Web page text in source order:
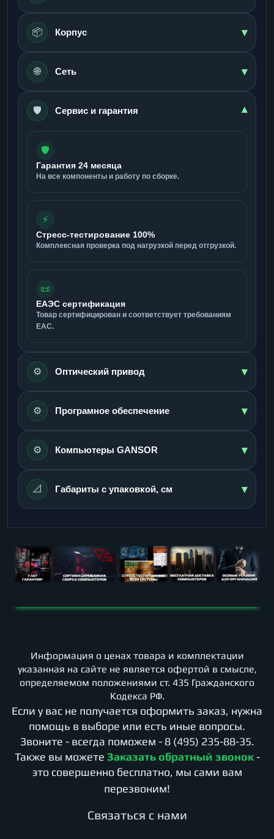
📦 Корпус ▾
🌐 Сеть ▾
🛡️ Сервис и гарантия ▾
🛡️
Гарантия 24 месяца
На все компоненты и работу по сборке.
⚡
Стресс-тестирование 100%
Комплексная проверка под нагрузкой перед отгрузкой.
📜
ЕАЭС сертификация
Товар сертифицирован и соответствует требованиям
ЕАС.
⚙️ Оптический привод ▾
⚙️ Програмное обеспечение ▾
⚙️ Компьютеры GANSOR ▾
📐 Габариты с упаковкой, см ▾
Информация о ценах товара и комплектации
указанная на сайте не является офертой в смысле,
определяемом положениями ст. 435 Гражданского
Кодекса РФ.
Если у вас не получается оформить заказ, нужна
помощь в выборе или есть иные вопросы.
Звоните - всегда поможем - 8 (495) 235-88-35.
Также вы можете Заказать обратный звонок -
это совершенно бесплатно, мы сами вам
перезвоним!
Cвязаться с нами